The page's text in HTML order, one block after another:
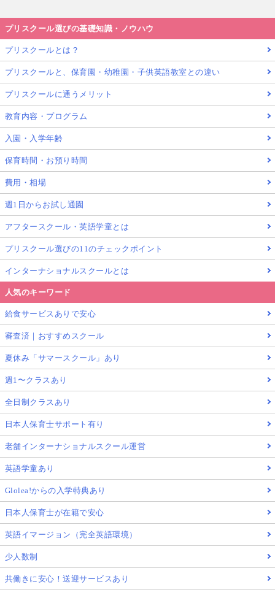
プリスクール選びの基礎知識・ノウハウ
プリスクールとは？
プリスクールと、保育園・幼稚園・子供英語教室との違い
プリスクールに通うメリット
教育内容・プログラム
入園・入学年齢
保育時間・お預り時間
費用・相場
週1日からお試し通園
アフタースクール・英語学童とは
プリスクール選びの11のチェックポイント
インターナショナルスクールとは
人気のキーワード
給食サービスありで安心
審査済｜おすすめスクール
夏休み「サマースクール」あり
週1〜クラスあり
全日制クラスあり
日本人保育士サポート有り
老舗インターナショナルスクール運営
英語学童あり
Glolea!からの入学特典あり
日本人保育士が在籍で安心
英語イマージョン（完全英語環境）
少人数制
共働きに安心！送迎サービスあり